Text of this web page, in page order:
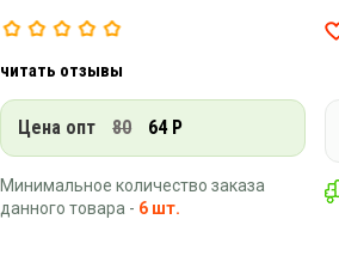
читать отзывы
Цена опт 80 64 Р
Минимальное количество заказа
данного товара - 6 шт.